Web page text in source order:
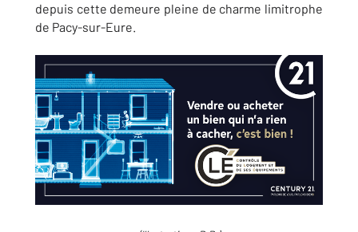
depuis cette demeure pleine de charme limitrophe
de Pacy-sur-Eure.